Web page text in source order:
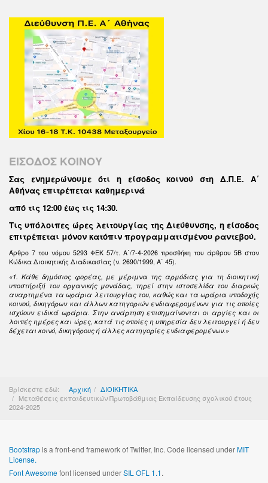
ΕΙΣΟΔΟΣ ΚΟΙΝΟΥ
Σας ενημερώνουμε ότι η είσοδος κοινού στη Δ.Π.Ε. Α΄
Αθήνας επιτρέπεται καθημερινά
από τις 12:00 έως τις 14:30.
Τις υπόλοιπες ώρες λειτουργίας της Διεύθυνσης, η είσοδος
επιτρέπεται μόνον κατόπιν προγραμματισμένου ραντεβού.
Άρθρο 7 του νόμου 5293 ΦΕΚ 57/τ. Α΄/7-4-2026 προσθήκη του άρθρου 5Β στον
Κώδικα Διοικητικής Διαδικασίας (ν. 2690/1999, Α΄ 45).
«1. Κάθε δημόσιος φορέας, με μέριμνα της αρμόδιας για τη διοικητική
υποστήριξή του οργανικής μονάδας, τηρεί στην ιστοσελίδα του διαρκώς
αναρτημένα τα ωράρια λειτουργίας του, καθώς και τα ωράρια υποδοχής
κοινού, δικηγόρων και άλλων κατηγοριών ενδιαφερομένων για τις οποίες
ισχύουν ειδικά ωράρια. Στην ανάρτηση επισημαίνονται οι αργίες και οι
λοιπές ημέρες και ώρες, κατά τις οποίες η υπηρεσία δεν λειτουργεί ή δεν
δέχεται κοινό, δικηγόρους ή άλλες κατηγορίες ενδιαφερομένων.»
Βρίσκεστε εδώ: Αρχική
ΔΙΟΙΚΗΤΙΚΑ
Μεταθέσεις εκπαιδευτικών Πρωτοβάθμιας Εκπαίδευσης σχολικού έτους
2024-2025
Bootstrapis a front-end framework of Twitter, Inc. Code licensed underMIT
License.
Font Awesomefont licensed underSIL OFL 1.1.